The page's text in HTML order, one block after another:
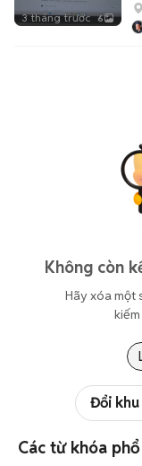
3 tháng trước 6
Không còn
Hãy xóa một
Đổi
Các từ khóa